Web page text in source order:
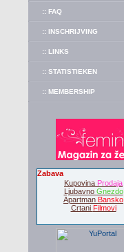
:: FAQ
:: INSCHRIJVING
:: LINKS
:: STATISTIEKEN
:: MEMBERSHIP
Zabava
Kupovina Prodaja
Ljubavno Gnezdo
Apartman Bansko
Crtani Filmovi